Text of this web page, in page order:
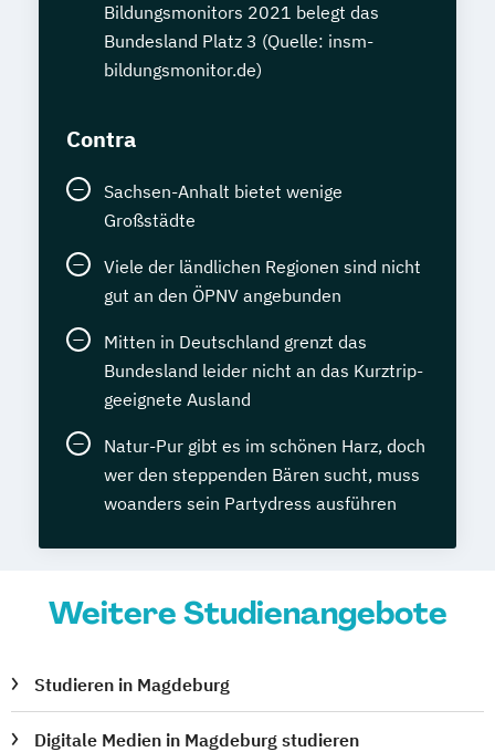
Bildungsmonitors 2021 belegt das
Bundesland Platz 3 (Quelle: insm-
bildungsmonitor.de)
Contra
Sachsen-Anhalt bietet wenige
Großstädte
Viele der ländlichen Regionen sind nicht
gut an den ÖPNV angebunden
Mitten in Deutschland grenzt das
Bundesland leider nicht an das Kurztrip-
geeignete Ausland
Natur-Pur gibt es im schönen Harz, doch
wer den steppenden Bären sucht, muss
woanders sein Partydress ausführen
Weitere Studienangebote
Studieren in Magdeburg
Digitale Medien in Magdeburg studieren